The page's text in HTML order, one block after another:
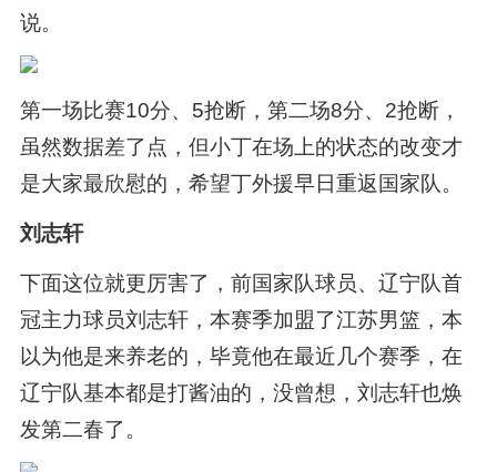
说。
第一场比赛10分、5抢断，第二场8分、2抢断，
虽然数据差了点，但小丁在场上的状态的改变才
是大家最欣慰的，希望丁外援早日重返国家队。
刘志轩
下面这位就更厉害了，前国家队球员、辽宁队首
冠主力球员刘志轩，本赛季加盟了江苏男篮，本
以为他是来养老的，毕竟他在最近几个赛季，在
辽宁队基本都是打酱油的，没曾想，刘志轩也焕
发第二春了。